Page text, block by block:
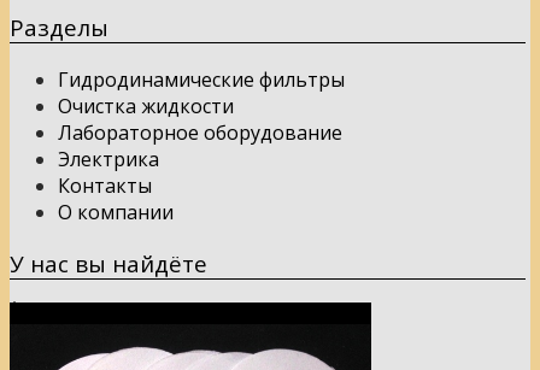
Разделы
Гидродинамические фильтры
Очистка жидкости
Лабораторное оборудование
Электрика
Контакты
О компании
У нас вы найдёте